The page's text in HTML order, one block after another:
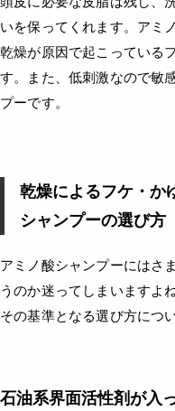
いを保ってくれます。アミ
乾燥が原因で起こっている
す。また、低刺激なので敏
プーです。
乾燥によるフケ・か
シャンプーの選び方
アミノ酸シャンプーにはさ
うのか迷ってしまいますよ
その基準となる選び方につ
石油系界面活性剤が入